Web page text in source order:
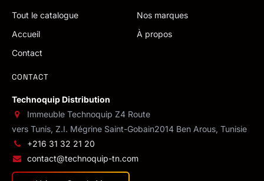
Tout le catalogue
Nos marques
Accueil
À propos
Contact
CONTACT
Technoquip Distribution
Immeuble Technoquip Z4 Route
vers Tunis, Z.I. Mégrine Saint-Gobain2014 Ben Arous, Tunisie
+216 31 32 21 20
contact@technoquip-tn.com